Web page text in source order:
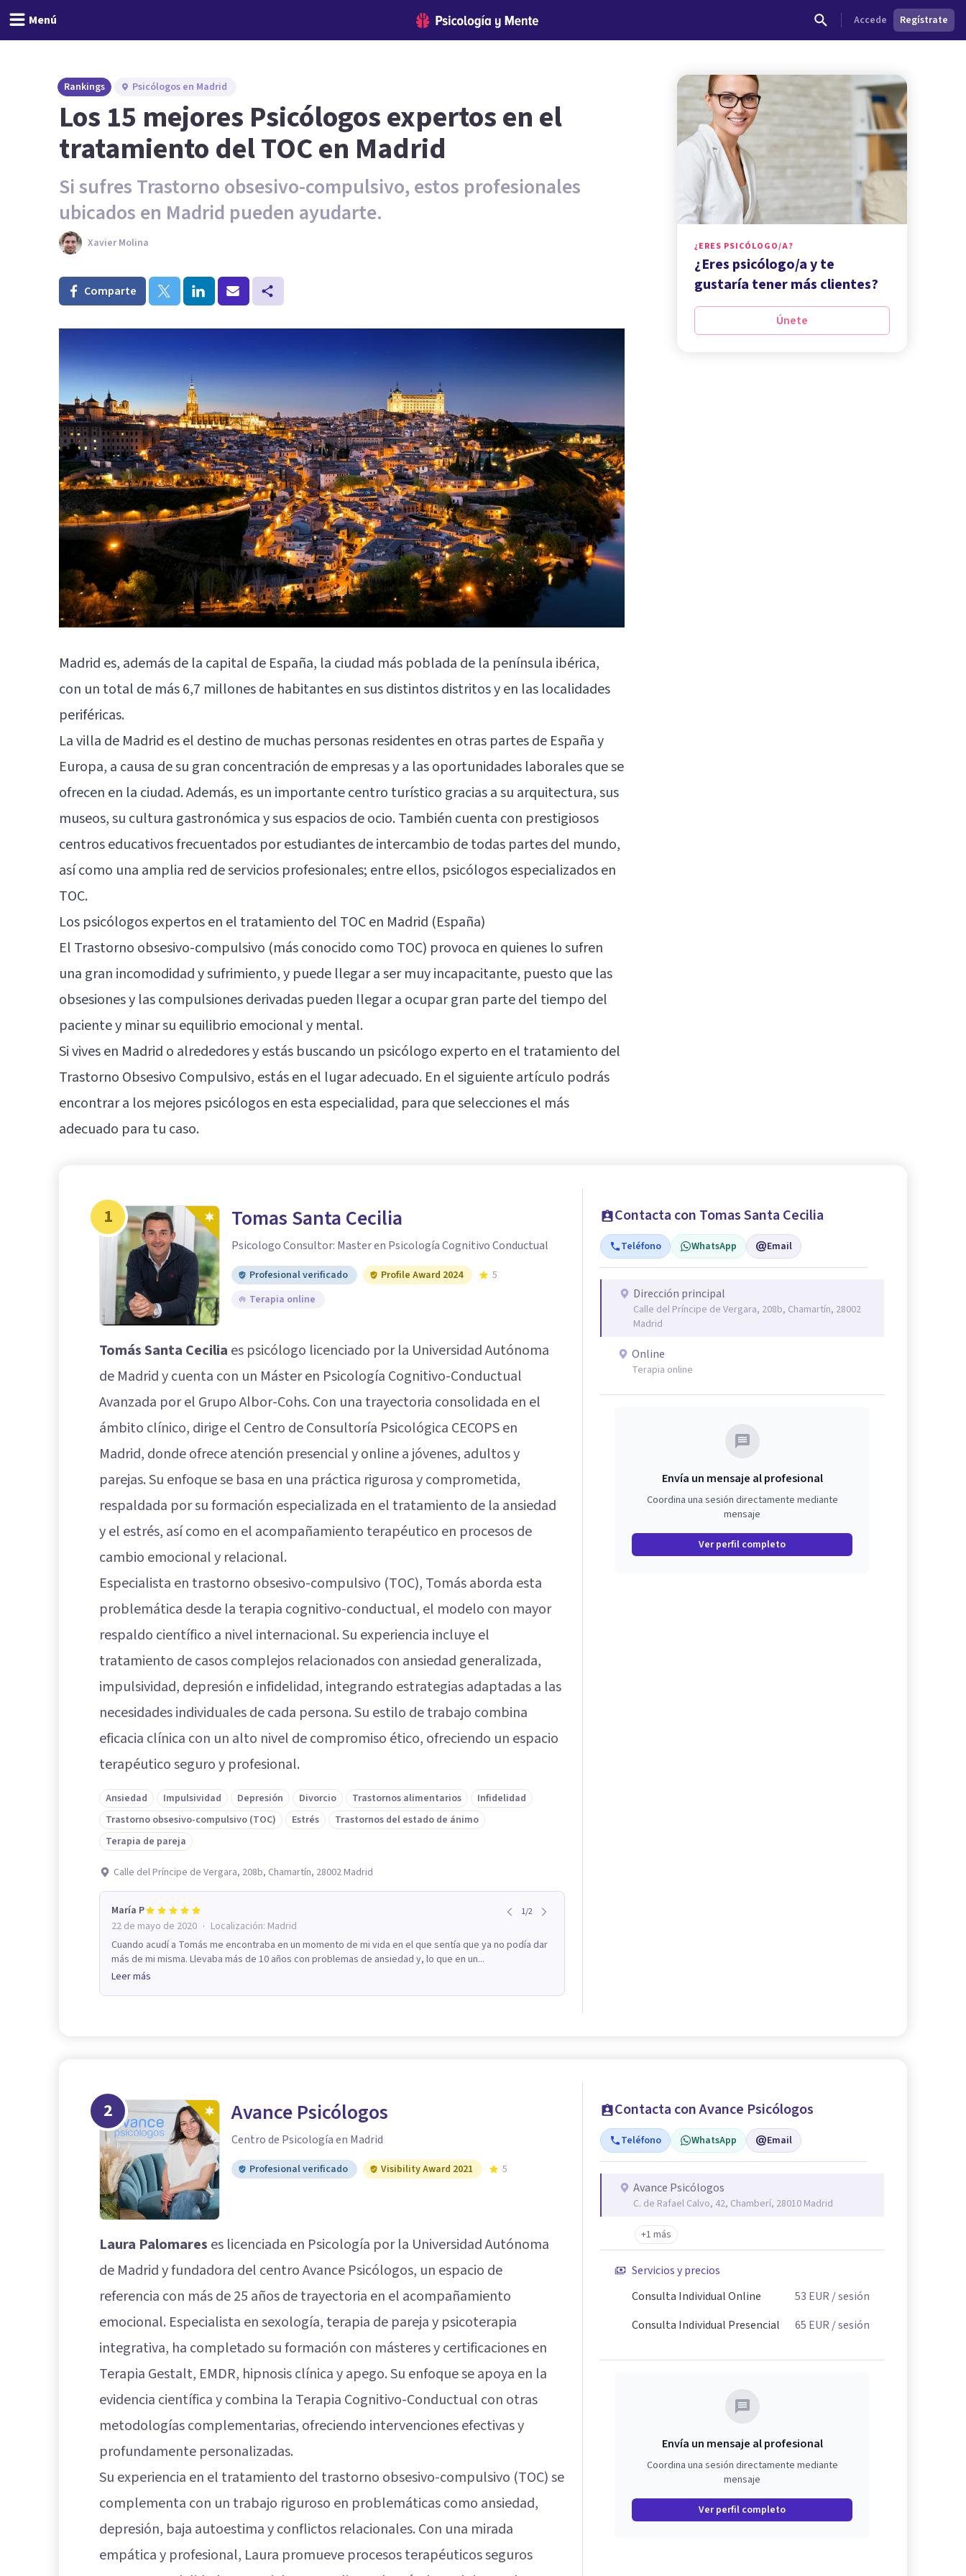
Menú Accede Regístrate
Rankings Psicólogos en Madrid
Los 15 mejores Psicólogos expertos en el
tratamiento del TOC en Madrid
Si sufres Trastorno obsesivo-compulsivo, estos profesionales
ubicados en Madrid pueden ayudarte.
Xavier Molina
Comparte
Madrid es, además de la capital de España, la ciudad más poblada de la península ibérica,
con un total de más 6,7 millones de habitantes en sus distintos distritos y en las localidades
periféricas.
La villa de Madrid es el destino de muchas personas residentes en otras partes de España y
Europa, a causa de su gran concentración de empresas y a las oportunidades laborales que se
ofrecen en la ciudad. Además, es un importante centro turístico gracias a su arquitectura, sus
museos, su cultura gastronómica y sus espacios de ocio. También cuenta con prestigiosos
centros educativos frecuentados por estudiantes de intercambio de todas partes del mundo,
así como una amplia red de servicios profesionales; entre ellos, psicólogos especializados en
TOC.
Los psicólogos expertos en el tratamiento del TOC en Madrid (España)
El Trastorno obsesivo-compulsivo (más conocido como TOC) provoca en quienes lo sufren
una gran incomodidad y sufrimiento, y puede llegar a ser muy incapacitante, puesto que las
obsesiones y las compulsiones derivadas pueden llegar a ocupar gran parte del tiempo del
paciente y minar su equilibrio emocional y mental.
Si vives en Madrid o alrededores y estás buscando un psicólogo experto en el tratamiento del
Trastorno Obsesivo Compulsivo, estás en el lugar adecuado. En el siguiente artículo podrás
encontrar a los mejores psicólogos en esta especialidad, para que selecciones el más
adecuado para tu caso.
¿ERES PSICÓLOGO/A?
¿Eres psicólogo/a y te
gustaría tener más clientes?
Únete
1 Tomas Santa Cecilia
Psicologo Consultor: Master en Psicología Cognitivo Conductual
Profesional verificado Profile Award 2024
5
Terapia online
Tomás Santa Cecilia es psicólogo licenciado por la Universidad Autónoma
de Madrid y cuenta con un Máster en Psicología Cognitivo-Conductual
Avanzada por el Grupo Albor-Cohs. Con una trayectoria consolidada en el
ámbito clínico, dirige el Centro de Consultoría Psicológica CECOPS en
Madrid, donde ofrece atención presencial y online a jóvenes, adultos y
parejas. Su enfoque se basa en una práctica rigurosa y comprometida,
respaldada por su formación especializada en el tratamiento de la ansiedad
y el estrés, así como en el acompañamiento terapéutico en procesos de
cambio emocional y relacional.
Especialista en trastorno obsesivo-compulsivo (TOC), Tomás aborda esta
problemática desde la terapia cognitivo-conductual, el modelo con mayor
respaldo científico a nivel internacional. Su experiencia incluye el
tratamiento de casos complejos relacionados con ansiedad generalizada,
impulsividad, depresión e infidelidad, integrando estrategias adaptadas a las
necesidades individuales de cada persona. Su estilo de trabajo combina
eficacia clínica con un alto nivel de compromiso ético, ofreciendo un espacio
terapéutico seguro y profesional.
Ansiedad Impulsividad Depresión Divorcio Trastornos alimentarios
Infidelidad
Trastorno obsesivo-compulsivo (TOC)
Estrés
Trastornos del estado de ánimo
Terapia de pareja
Calle del Príncipe de Vergara, 208b, Chamartín, 28002 Madrid
María P 1/2
22 de mayo de 2020 · Localización: Madrid
Cuando acudí a Tomás me encontraba en un momento de mi vida en el que sentía que ya no podía dar
más de mi misma. Llevaba más de 10 años con problemas de ansiedad y, lo que en un...
Leer más
Contacta con Tomas Santa Cecilia
Teléfono WhatsApp Email
Dirección principal
Calle del Príncipe de Vergara, 208b, Chamartín, 28002
Madrid
Online
Terapia online
Envía un mensaje al profesional
Coordina una sesión directamente mediante
mensaje
Ver perfil completo
2 Avance Psicólogos
Centro de Psicología en Madrid
Profesional verificado Visibility Award 2021 5
Laura Palomares es licenciada en Psicología por la Universidad Autónoma
de Madrid y fundadora del centro Avance Psicólogos, un espacio de
referencia con más de 25 años de trayectoria en el acompañamiento
emocional. Especialista en sexología, terapia de pareja y psicoterapia
integrativa, ha completado su formación con másteres y certificaciones en
Terapia Gestalt, EMDR, hipnosis clínica y apego. Su enfoque se apoya en la
evidencia científica y combina la Terapia Cognitivo-Conductual con otras
metodologías complementarias, ofreciendo intervenciones efectivas y
profundamente personalizadas.
Su experiencia en el tratamiento del trastorno obsesivo-compulsivo (TOC) se
complementa con un trabajo riguroso en problemáticas como ansiedad,
depresión, baja autoestima y conflictos relacionales. Con una mirada
empática y profesional, Laura promueve procesos terapéuticos seguros
Contacta con Avance Psicólogos
Teléfono WhatsApp Email
Avance Psicólogos
C. de Rafael Calvo, 42, Chamberí, 28010 Madrid
+1 más
Servicios y precios
Consulta Individual Online
53 EUR / sesión
Consulta Individual Presencial
65 EUR / sesión
Envía un mensaje al profesional
Coordina una sesión directamente mediante
mensaje
Ver perfil completo